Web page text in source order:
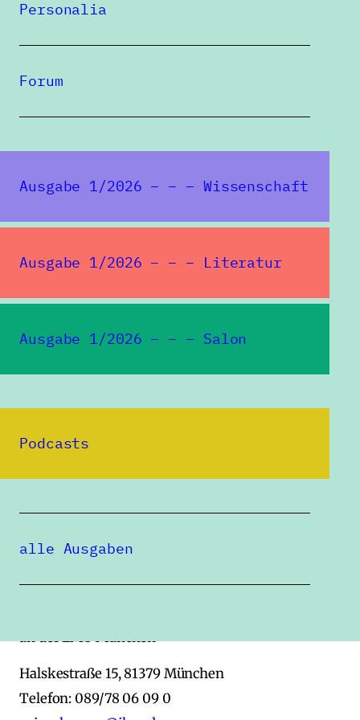
Personalia
Forum
Ausgabe 1/2026 – – – Wissenschaft
Ausgabe 1/2026 – – – Literatur
Ausgabe 1/2026 – – – Salon
Podcasts
alle Ausgaben
Eine Publikation des
Institut für deutsche Kultur
an der LMU München
Halskestraße 15, 81379 München
Telefon: 089/78 06 09 0